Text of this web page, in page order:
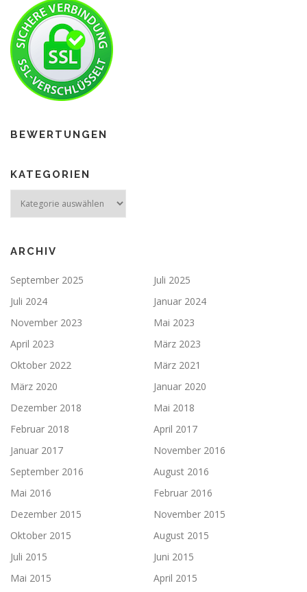
BEWERTUNGEN
KATEGORIEN
ARCHIV
September 2025
Juli 2025
Juli 2024
Januar 2024
November 2023
Mai 2023
April 2023
März 2023
Oktober 2022
März 2021
März 2020
Januar 2020
Dezember 2018
Mai 2018
Februar 2018
April 2017
Januar 2017
November 2016
September 2016
August 2016
Mai 2016
Februar 2016
Dezember 2015
November 2015
Oktober 2015
August 2015
Juli 2015
Juni 2015
Mai 2015
April 2015